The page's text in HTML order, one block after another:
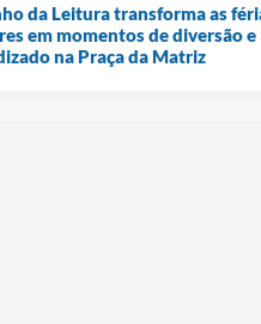
da Leitura transforma as
em momentos de diversão e
na Praça da Matriz